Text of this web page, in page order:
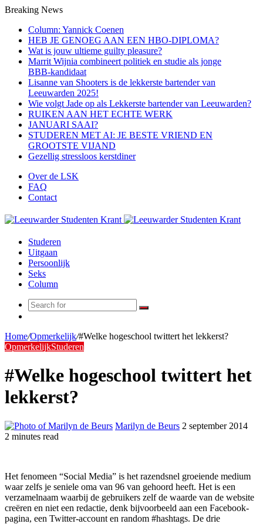
Breaking News
Column: Yannick Coenen
HEB JE GENOEG AAN EEN HBO-DIPLOMA?
Wat is jouw ultieme guilty pleasure?
Marrit Wijnia combineert politiek en studie als jonge
BBB‑kandidaat
Lisanne van Shooters is de lekkerste bartender van
Leeuwarden 2025!
Wie volgt Jade op als Lekkerste bartender van Leeuwarden?
RUIKEN AAN HET ECHTE WERK
JANUARI SAAI?
STUDEREN MET AI: JE BESTE VRIEND EN
GROOTSTE VIJAND
Gezellig stressloos kerstdiner
Over de LSK
FAQ
Contact
Menu
Studeren
Uitgaan
Persoonlijk
Seks
Column
Search
Home/Opmerkelijk/#Welke hogeschool twittert het lekkerst?
OpmerkelijkStuderen
#Welke hogeschool twittert het
lekkerst?
Marilyn de Beurs 2 september 2014
2 minutes read
Het fenomeen “Social Media” is het razendsnel groeiende medium
waar zelfs je seniele oma van 96 van gehoord heeft. Het is een
verzamelnaam waarbij de gebruikers zelf de waarde van de website
creëren en niet een redactie, denk bijvoorbeeld aan een Facebook-
pagina, een Twitter-account en random #hashtags. De drie